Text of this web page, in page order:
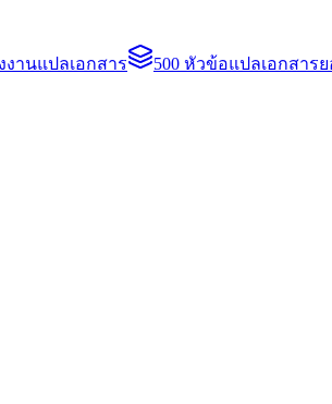
งานแปลเอกสาร 500 หัวข้อแปลเอกสาร